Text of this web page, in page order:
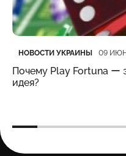
Категория
НОВОСТИ УКРАИНЫ
Дата публикации 09
Почему Play Fortuna ー
идея?